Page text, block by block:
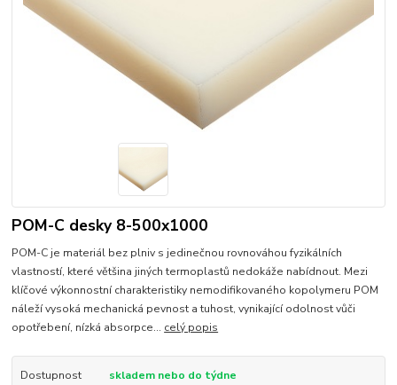
POM-C desky 8-500x1000
POM-C je materiál bez plniv s jedinečnou rovnováhou fyzikálních
vlastností, které většina jiných termoplastů nedokáže nabídnout. Mezi
klíčové výkonnostní charakteristiky nemodifikovaného kopolymeru POM
náleží vysoká mechanická pevnost a tuhost, vynikající odolnost vůči
opotřebení, nízká absorpce... celý popis
Dostupnost skladem nebo do týdne